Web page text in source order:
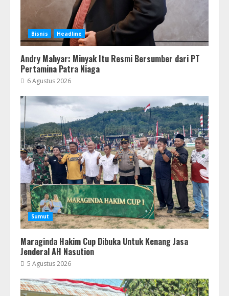
Bisnis Headline
Andry Mahyar: Minyak Itu Resmi Bersumber dari PT
Pertamina Patra Niaga
6 Agustus 2026
Sumut
Maraginda Hakim Cup Dibuka Untuk Kenang Jasa
Jenderal AH Nasution
5 Agustus 2026